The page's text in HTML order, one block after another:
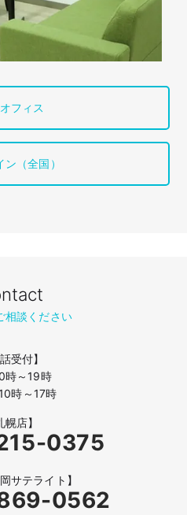
フィス
（全国）
相談ください
受付】
時～19時
時～17時
幌店】
0375
サテライト】
0562